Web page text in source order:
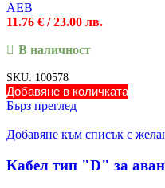
AEB
11.76 € / 23.00 лв.
В наличност
SKU: 100578
Добавяне в количката
Бърз преглед
Добавяне към списък с
Кабел тип "D" за